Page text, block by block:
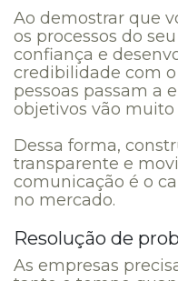
Ao demostrar que
os processos do
confiança e
credibilidade com o
pessoas passam a
objetivos vão
Dessa forma,
transparente e
comunicação é o
no mercado.
Resolução de
As empresas